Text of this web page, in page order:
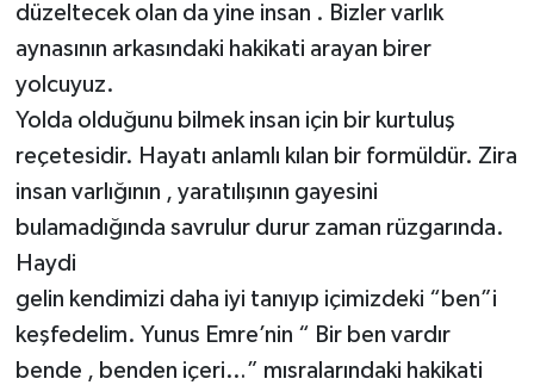
düzeltecek olan da yine insan . Bizler varlık
aynasının arkasındaki hakikati arayan birer
yolcuyuz.
Yolda olduğunu bilmek insan için bir kurtuluş
reçetesidir. Hayatı anlamlı kılan bir formüldür. Zira
insan varlığının , yaratılışının gayesini
bulamadığında savrulur durur zaman rüzgarında.
Haydi
gelin kendimizi daha iyi tanıyıp içimizdeki “ben”i
keşfedelim. Yunus Emre’nin “ Bir ben vardır
bende , benden içeri…” mısralarındaki hakikati